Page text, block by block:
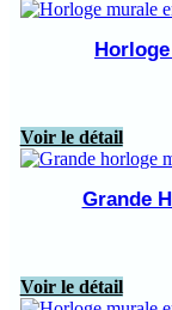
Voir le détail
Grande
Voir le détail